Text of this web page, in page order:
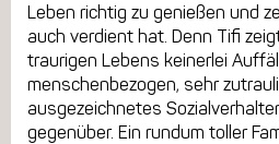
Leben richtig zu genießen und
auch verdient hat. Denn Tifi
traurigen Lebens keinerlei
menschenbezogen, sehr
ausgezeichnetes
gegenüber. Ein rundum toller